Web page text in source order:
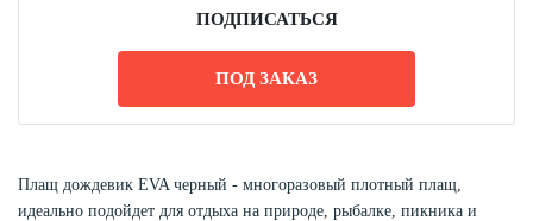
ПОДПИСАТЬСЯ
ПОД ЗАКАЗ
Плащ дождевик EVA черный - многоразовый плотный плащ,
идеально подойдет для отдыха на природе, рыбалке, пикника и